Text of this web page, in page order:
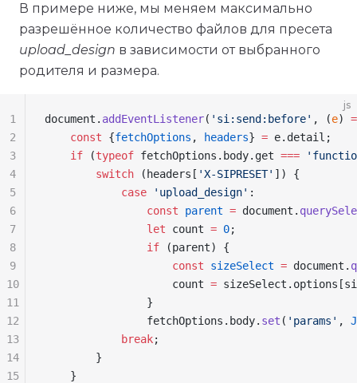
В примере ниже, мы меняем максимально
разрешённое количество файлов для пресета
upload_design в зависимости от выбранного
родителя и размера.
js
document . addEventListener( 'si:send:before' , (e)
    const
{fetchOptions , headers} = e. detail ;
    if
(typeof fetchOptions . body. get ===
        switch
( headers [ 'X-SIPRESET' ]) {
            case
'upload_design' :
                const
parent = document .
                let
count = 0;
                if
(parent) {
                    const
sizeSelect = document .
                    count
= sizeSelect . options [
                }
                fetchOptions
. body. set ( 'params' ,
            break
;
        }
    }
1
2
3
4
5
6
7
8
9
10
11
12
13
14
15